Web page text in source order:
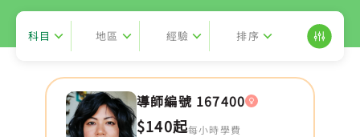
科目 地區 經驗 排序
導師編號 167400
$140起每小時學費